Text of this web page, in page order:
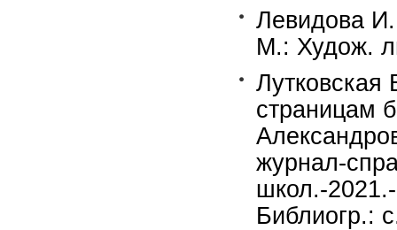
Левидова
М.: Худож.
Лутковская
страницам
журнал-
школ.-
Библиогр.: